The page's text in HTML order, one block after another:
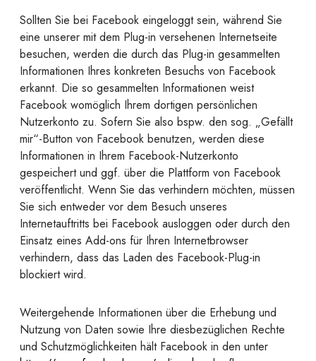
Sollten Sie bei Facebook eingeloggt sein, während Sie
eine unserer mit dem Plug-in versehenen Internetseite
besuchen, werden die durch das Plug-in gesammelten
Informationen Ihres konkreten Besuchs von Facebook
erkannt. Die so gesammelten Informationen weist
Facebook womöglich Ihrem dortigen persönlichen
Nutzerkonto zu. Sofern Sie also bspw. den sog. „Gefällt
mir“-Button von Facebook benutzen, werden diese
Informationen in Ihrem Facebook-Nutzerkonto
gespeichert und ggf. über die Plattform von Facebook
veröffentlicht. Wenn Sie das verhindern möchten, müssen
Sie sich entweder vor dem Besuch unseres
Internetauftritts bei Facebook ausloggen oder durch den
Einsatz eines Add-ons für Ihren Internetbrowser
verhindern, dass das Laden des Facebook-Plug-in
blockiert wird.
Weitergehende Informationen über die Erhebung und
Nutzung von Daten sowie Ihre diesbezüglichen Rechte
und Schutzmöglichkeiten hält Facebook in den unter